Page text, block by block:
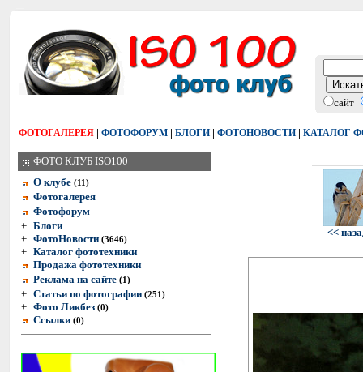
сайт
ФОТОГАЛЕРЕЯ | ФОТОФОРУМ | БЛОГИ | ФОТОНОВОСТИ | КАТАЛОГ
ФОТО КЛУБ ISO100
О клубе (11)
Фотогалерея
Фотофорум
+ Блоги
+ ФотоНовости (3646)
+ Каталог фототехники
Продажа фототехники
Реклама на сайте (1)
+ Статьи по фотографии (251)
+ Фото Ликбез (0)
Ссылки (0)
<<